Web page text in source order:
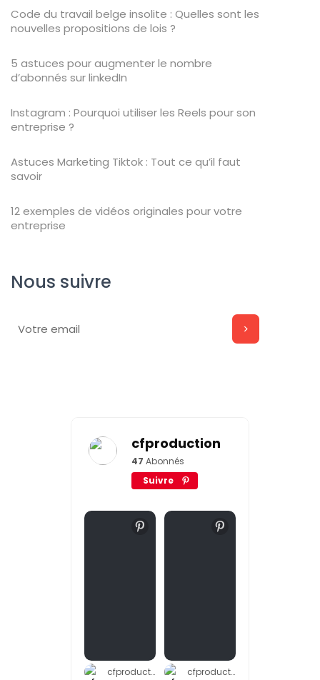
Code du travail belge insolite : Quelles sont les
nouvelles propositions de lois ?
5 astuces pour augmenter le nombre
d’abonnés sur linkedIn
Instagram : Pourquoi utiliser les Reels pour son
entreprise ?
Astuces Marketing Tiktok : Tout ce qu’il faut
savoir
12 exemples de vidéos originales pour votre
entreprise
Nous suivre
cfproduction
47 Abonnés
Suivre
cfproduction cfproduction